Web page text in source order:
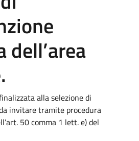
dell’area
alla selezione di
invitare tramite procedura
50 comma 1 lett. e) del